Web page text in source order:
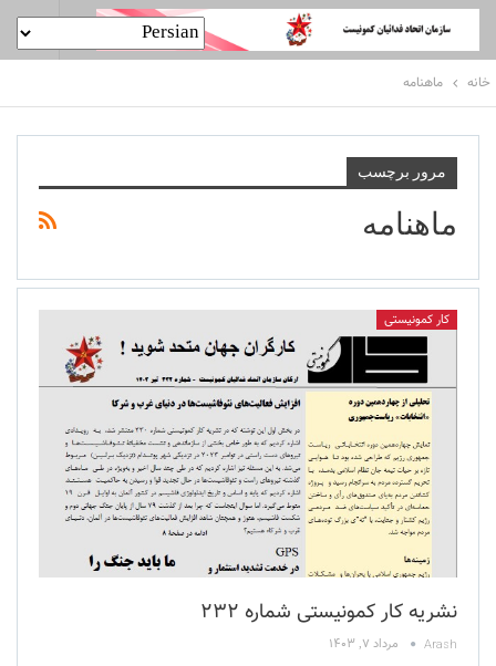
خانه ماهنامه
مرور برچسب
ماهنامه
کار کمونیستی
نشریه کار کمونیستی شماره ۲۳۲
Arash مرداد ۷, ۱۴۰۳